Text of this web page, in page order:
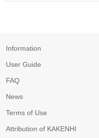
Information
User Guide
FAQ
News
Terms of Use
Attribution of KAKENHI